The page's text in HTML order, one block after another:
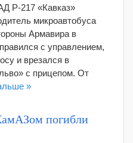
Р-217 «Кавказ»
микроавтобуса
Армавира в
с управлением,
и врезался в
с прицепом. От
»
погибли